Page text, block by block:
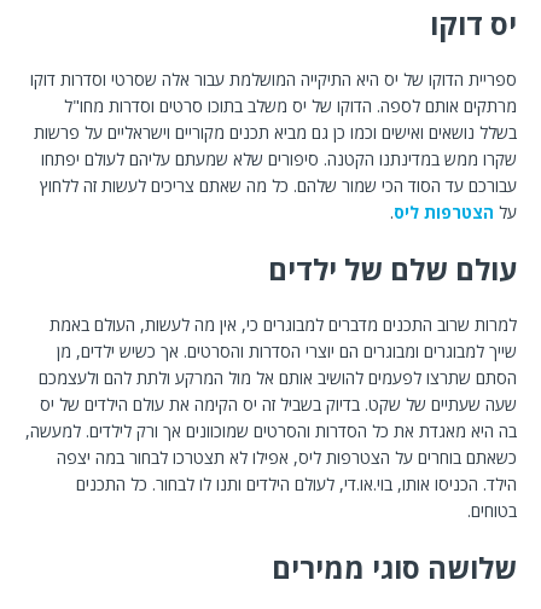
יס דוקו
ספריית הדוקו של יס היא התיקייה המושלמת עבור אלה שסרטי וסדרות דוקו
מרתקים אותם לספה. הדוקו של יס משלב בתוכו סרטים וסדרות מחו"ל
בשלל נושאים ואישים וכמו כן גם מביא תכנים מקוריים וישראליים על פרשות
שקרו ממש במדינתנו הקטנה. סיפורים שלא שמעתם עליהם לעולם יפתחו
עבורכם עד הסוד הכי שמור שלהם. כל מה שאתם צריכים לעשות זה ללחוץ
על הצטרפות ליס.
עולם שלם של ילדים
למרות שרוב התכנים מדברים למבוגרים כי, אין מה לעשות, העולם באמת
שייך למבוגרים ומבוגרים הם יוצרי הסדרות והסרטים. אך כשיש ילדים, מן
הסתם שתרצו לפעמים להושיב אותם אל מול המרקע ולתת להם ולעצמכם
שעה שעתיים של שקט. בדיוק בשביל זה יס הקימה את עולם הילדים של יס
בה היא מאגדת את כל הסדרות והסרטים שמוכוונים אך ורק לילדים. למעשה,
כשאתם בוחרים על הצטרפות ליס, אפילו לא תצטרכו לבחור במה יצפה
הילד. הכניסו אותו, בוי.או.די, לעולם הילדים ותנו לו לבחור. כל התכנים
בטוחים.
שלושה סוגי ממירים